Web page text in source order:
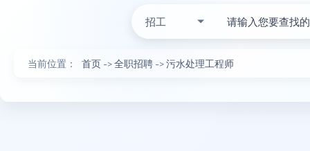
招工
当前位置： 首页 ->全职招聘 ->污水处理工程师